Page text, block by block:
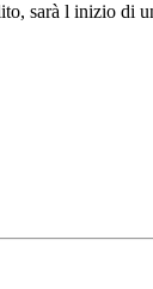
sarà l inizio di